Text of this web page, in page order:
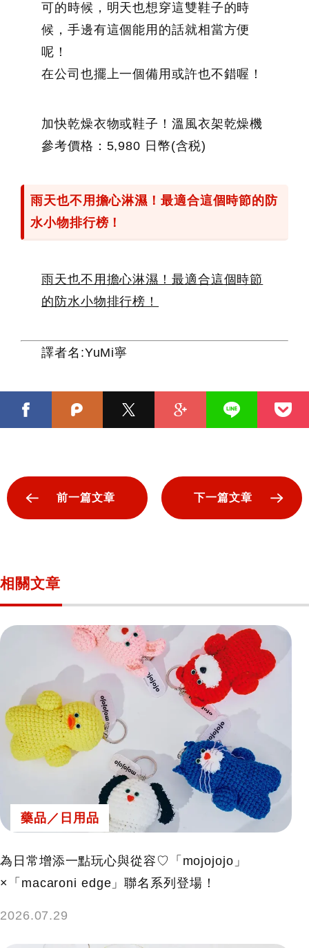
可的時候，明天也想穿這雙鞋子的時
候，手邊有這個能用的話就相當方便
呢！
在公司也擺上一個備用或許也不錯喔！
加快乾燥衣物或鞋子！溫風衣架乾燥機
參考價格：5,980 日幣(含税)
雨天也不用擔心淋濕！最適合這個時節的防
水小物排行榜！
雨天也不用擔心淋濕！最適合這個時節
的防水小物排行榜！
譯者名:YuMi寧
前一篇文章 下一篇文章
相關文章
藥品／日用品
為日常增添一點玩心與從容♡「mojojojo」
×「macaroni edge」聯名系列登場！
2026.07.29